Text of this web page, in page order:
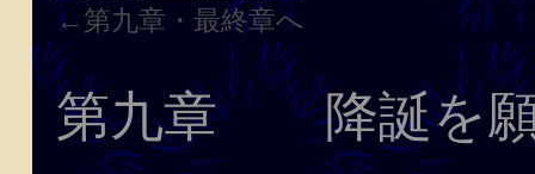
←第九章・最終章へ
第九章 降誕を